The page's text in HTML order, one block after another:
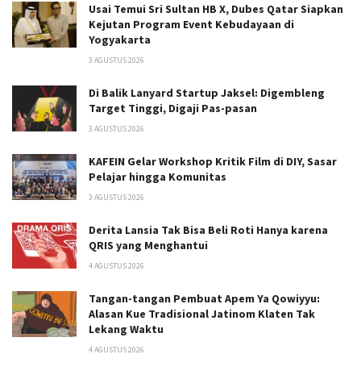
Usai Temui Sri Sultan HB X, Dubes Qatar Siapkan
Kejutan Program Event Kebudayaan di
Yogyakarta
3 AGUSTUS 2026
Di Balik Lanyard Startup Jaksel: Digembleng
Target Tinggi, Digaji Pas-pasan
3 AGUSTUS 2026
KAFEIN Gelar Workshop Kritik Film di DIY, Sasar
Pelajar hingga Komunitas
3 AGUSTUS 2026
Derita Lansia Tak Bisa Beli Roti Hanya karena
QRIS yang Menghantui
4 AGUSTUS 2026
Tangan-tangan Pembuat Apem Ya Qowiyyu:
Alasan Kue Tradisional Jatinom Klaten Tak
Lekang Waktu
4 AGUSTUS 2026